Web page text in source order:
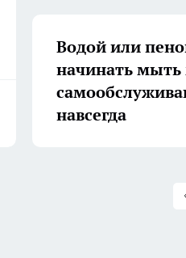
Водой или
начинать
навсегда